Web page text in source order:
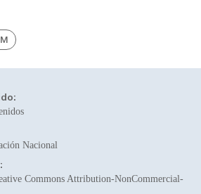
Nacional
Commons Attribution-NonCommercial-